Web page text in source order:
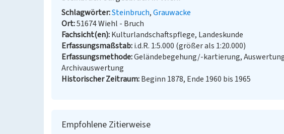
Schlagwörter Steinbruch Grauwacke
Ort 51674 Wiehl - Bruch
Fachsicht(en) Kulturlandschaftspflege, Landeskunde
Erfassungsmaßstab i.d.R. 1:5.000 (größer als 1:20.000)
Erfassungsmethode Geländebegehung/-kartierung,
Archivauswertung
Historischer Zeitraum Beginn 1878, Ende 1960 bis 1965
Empfohlene Zitierweise